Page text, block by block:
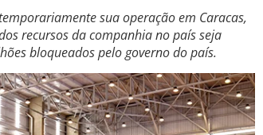
sua operação em Caracas,
recursos da companhia no país seja
bloqueados pelo governo do país.